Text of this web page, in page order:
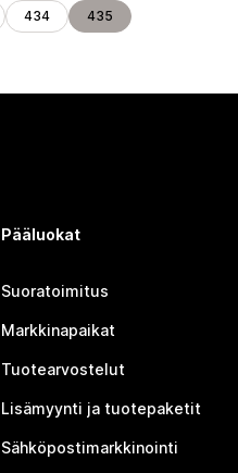
434 435
Pääluokat
Suoratoimitus
Markkinapaikat
Tuotearvostelut
Lisämyynti ja tuotepaketit
Sähköpostimarkkinointi